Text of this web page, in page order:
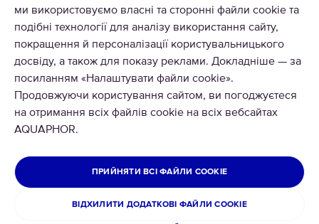
ми використовуємо власні та сторонні файли cookie та
подібні технології для аналізу використання сайту,
покращення й персоналізації користувальницького
досвіду, а також для показу реклами. Докладніше — за
посиланням «Налаштувати файли cookie».
Продовжуючи користування сайтом, ви погоджуєтеся
на отримання всіх файлів cookie на всіх вебсайтах
AQUAPHOR.
ВІДХИЛИТИ ДОДАТКОВІ ФАЙЛИ COOKIE
ПРИЙНЯТИ ВСІ ФАЙЛИ COOKIE
ТОВ Аквафор
Політика конфіденційності
Офіційна заява Aquaphor Україна
Умови використання сайту